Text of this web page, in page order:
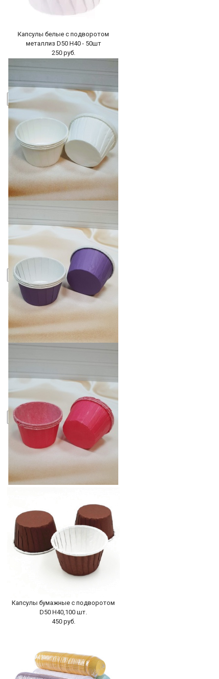
В КОРЗИНУ
Капсулы белые с подворотом
металлиз D50 H40 - 50шт
250 руб.
БЫСТРЫЙ ПРОСМОТР
- + В КОРЗИНУ
Капсулы бумажные с подворотом
Белые D50 H40,50шт
250 руб.
БЫСТРЫЙ ПРОСМОТР
- В КОРЗИНУ
Капсулы бумажные с подворотом
БЫСТРЫЙ ПРОСМОТР
- + В КОРЗИНУ
Розовые D50 H40,100шт
350 руб.
БЫСТРЫЙ ПРОСМОТР
В КОРЗИНУ
Капсулы бумажные с подворотом
D50 H40,100 шт.
450 руб.
БЫСТРЫЙ ПРОСМОТР
+ В КОРЗИНУ